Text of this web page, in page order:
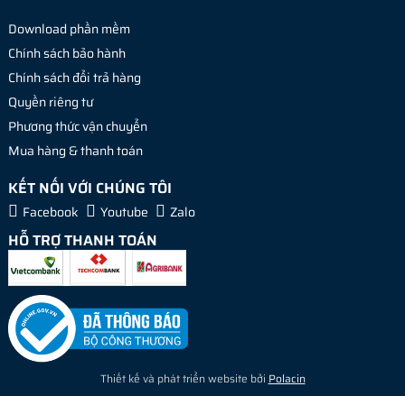
Download phần mềm
Chính sách bảo hành
Chính sách đổi trả hàng
Quyền riêng tư
Phương thức vận chuyển
Mua hàng & thanh toán
KẾT NỐI VỚI CHÚNG TÔI
Facebook Youtube Zalo
HỖ TRỢ THANH TOÁN
Thiết kế và phát triển website bởi Polacin